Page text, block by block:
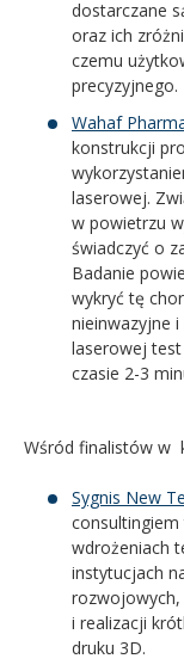
dostarczane
oraz ich
czemu
precyzyjnego.
Wahaf
konstrukcji
laserowej.
w powietrzu
świadczyć o
Badanie
wykryć tę
nieinwazyjne
laserowej
czasie 2-3
Wśród finalistów w
Sygnis New
wdrożeniach
instytucjach
rozwojowych,
i realizacji
druku 3D.